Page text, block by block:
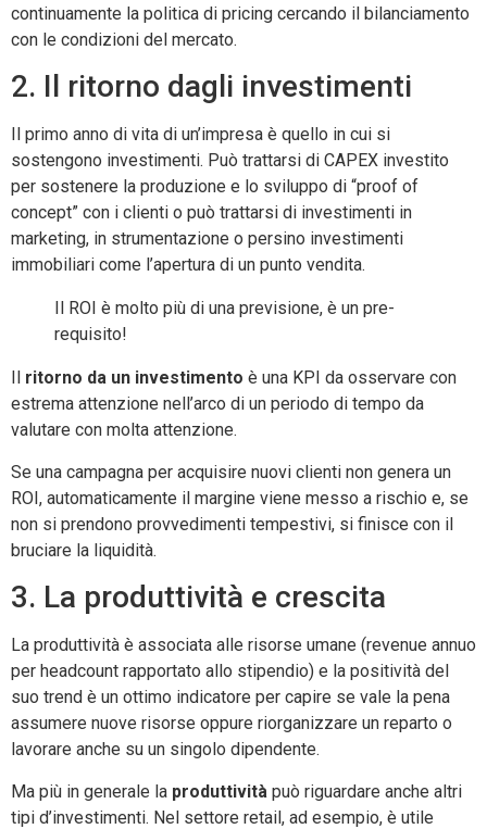
continuamente la politica di pricing cercando il bilanciamento
con le condizioni del mercato.
2. Il ritorno dagli investimenti
Il primo anno di vita di un’impresa è quello in cui si
sostengono investimenti. Può trattarsi di CAPEX investito
per sostenere la produzione e lo sviluppo di “proof of
concept” con i clienti o può trattarsi di investimenti in
marketing, in strumentazione o persino investimenti
immobiliari come l’apertura di un punto vendita.
Il ROI è molto più di una previsione, è un pre-
requisito!
ritorno da un investimento è una KPI da osservare con
estrema attenzione nell’arco di un periodo di tempo da
valutare con molta attenzione.
Se una campagna per acquisire nuovi clienti non genera un
ROI, automaticamente il margine viene messo a rischio e, se
non si prendono provvedimenti tempestivi, si finisce con il
bruciare la liquidità.
3. La produttività e crescita
La produttività è associata alle risorse umane (revenue annuo
per headcount rapportato allo stipendio) e la positività del
suo trend è un ottimo indicatore per capire se vale la pena
assumere nuove risorse oppure riorganizzare un reparto o
lavorare anche su un singolo dipendente.
Ma più in generale la produttività può riguardare anche altri
tipi d’investimenti. Nel settore retail, ad esempio, è utile